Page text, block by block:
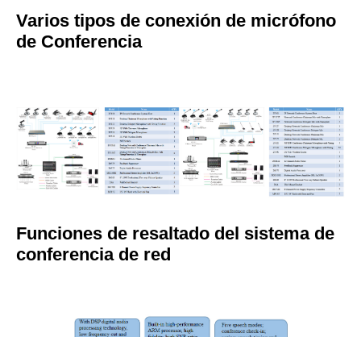
Varios tipos de conexión de micrófono
de Conferencia
Funciones de resaltado del sistema de
conferencia de red